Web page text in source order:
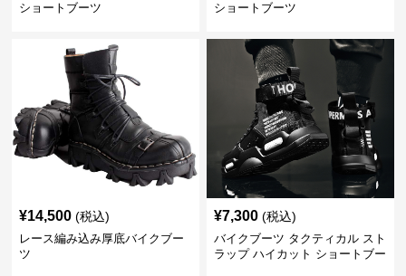
ショートブーツ
ショートブーツ
¥14,500 (税込)
レース編み込み厚底バイクブー
ツ
¥7,300 (税込)
バイクブーツ タクティカル スト
ラップ ハイカット ショートブー